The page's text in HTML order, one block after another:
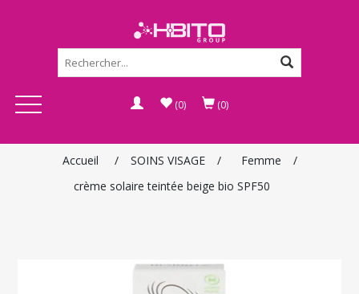
(0) (0)
Accueil / SOINS VISAGE / Femme
/
crème solaire teintée beige bio SPF50